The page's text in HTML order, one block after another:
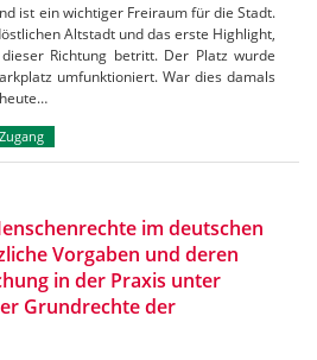
ist ein wichtiger Freiraum für die Stadt.
Altstadt und das erste Highlight,
Richtung betritt. Der Platz wurde
umfunktioniert. War dies damals
Zugang
im deutschen
Vorgaben und deren
in der Praxis unter
Grundrechte der